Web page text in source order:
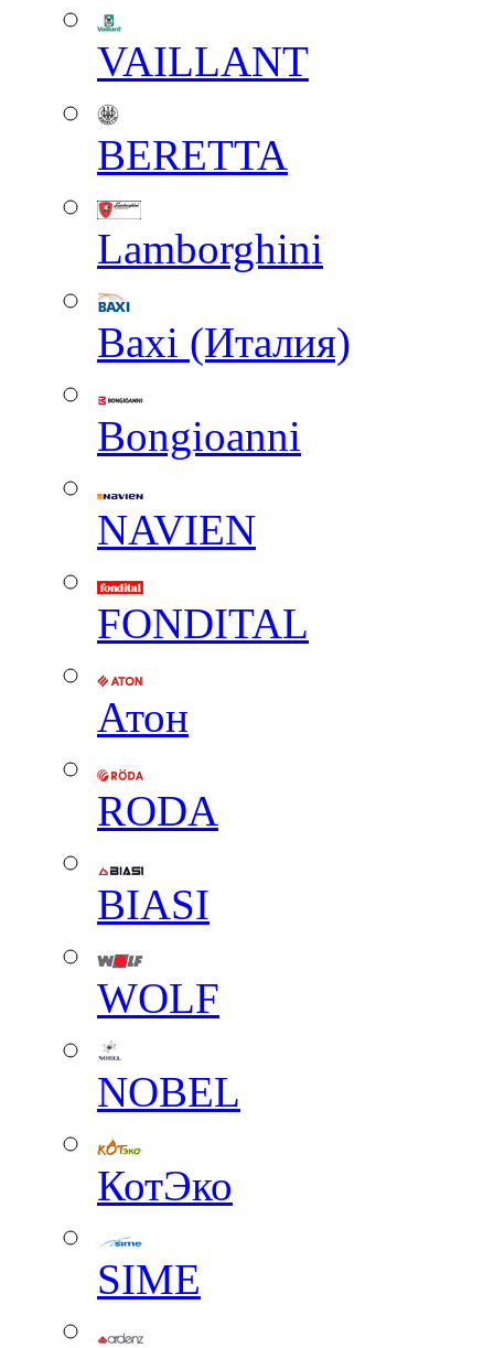
VAILLANT
BERETTA
Lamborghini
Baxi (Италия)
Вongioanni
NAVIEN
FONDITAL
Атон
RODA
BIASI
WOLF
NOBEL
КотЭко
SIME